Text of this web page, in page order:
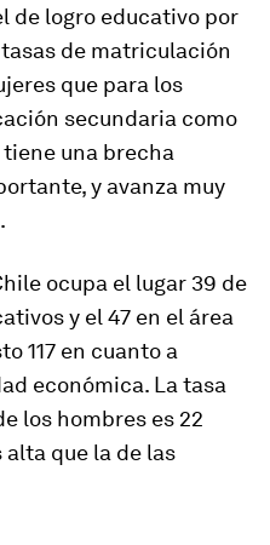
de logro educativo por
de matriculación
que para los
secundaria como
una brecha
y avanza muy
ocupa el lugar 39 de
y el 47 en el área
117 en cuanto a
económica. La tasa
los hombres es 22
que la de las